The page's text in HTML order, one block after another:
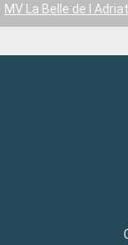
MV La Belle de l